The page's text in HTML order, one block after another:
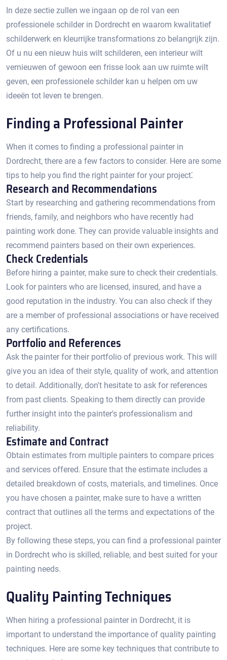
In deze sectie zullen we ingaan op de rol van een
professionele schilder in Dordrecht en waarom kwalitatief
schilderwerk en kleurrijke transformations zo belangrijk zijn.​
Of u nu een nieuw huis wilt schilderen, een interieur wilt
vernieuwen of gewoon een frisse look aan uw ruimte wilt
geven, een professionele schilder kan u helpen om uw
ideeën tot leven te brengen.​
Finding a Professional Painter
When it comes to finding a professional painter in
Dordrecht, there are a few factors to consider.​ Here are some
tips to help you find the right painter for your project⁚
Research and Recommendations
Start by researching and gathering recommendations from
friends, family, and neighbors who have recently had
painting work done. They can provide valuable insights and
recommend painters based on their own experiences.​
Check Credentials
Before hiring a painter, make sure to check their credentials.​
Look for painters who are licensed, insured, and have a
good reputation in the industry.​ You can also check if they
are a member of professional associations or have received
any certifications.​
Portfolio and References
Ask the painter for their portfolio of previous work.​ This will
give you an idea of their style, quality of work, and attention
to detail. Additionally, don't hesitate to ask for references
from past clients.​ Speaking to them directly can provide
further insight into the painter's professionalism and
reliability.​
Estimate and Contract
Obtain estimates from multiple painters to compare prices
and services offered.​ Ensure that the estimate includes a
detailed breakdown of costs, materials, and timelines.​ Once
you have chosen a painter, make sure to have a written
contract that outlines all the terms and expectations of the
project.
By following these steps, you can find a professional painter
in Dordrecht who is skilled, reliable, and best suited for your
painting needs.​
Quality Painting Techniques
When hiring a professional painter in Dordrecht, it is
important to understand the importance of quality painting
techniques.​ Here are some key techniques that contribute to